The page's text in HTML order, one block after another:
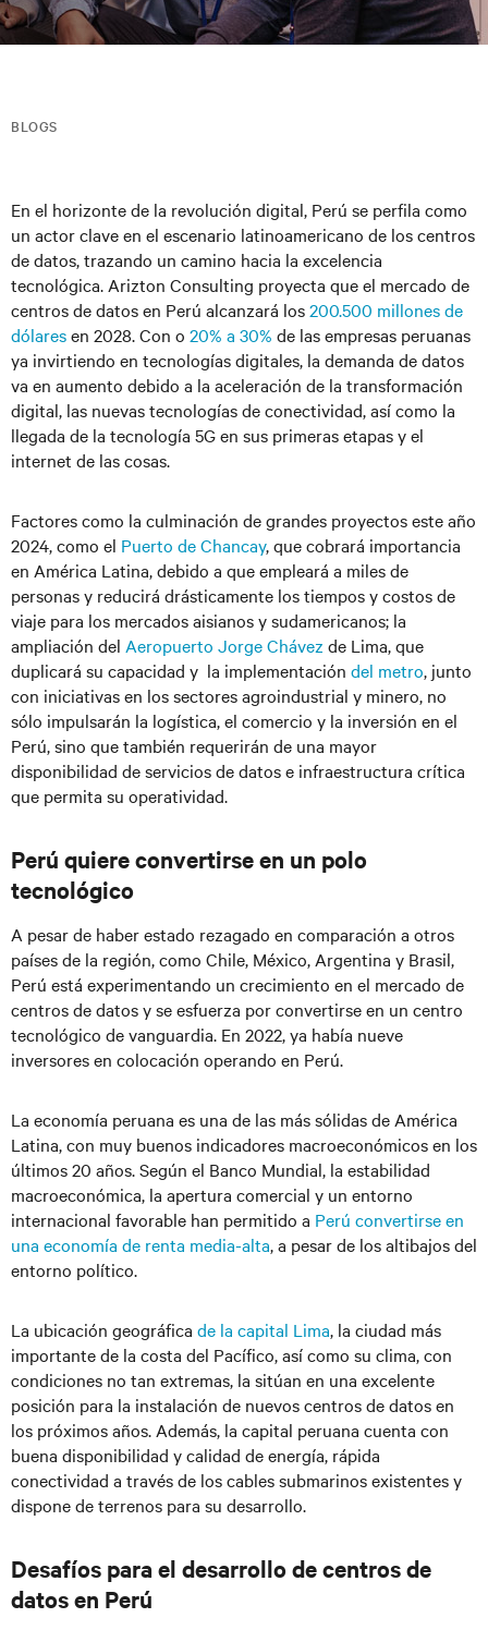
BLOGS
En el horizonte de la revolución digital, Perú se perfila como
un actor clave en el escenario latinoamericano de los centros
de datos, trazando un camino hacia la excelencia
tecnológica. Arizton Consulting proyecta que el mercado de
centros de datos en Perú alcanzará los200.500 millones de
dólaresen 2028. Con o 20% a 30% de las empresas peruanas
ya invirtiendo en tecnologías digitales, la demanda de datos
va en aumento debido a la aceleración de la transformación
digital, las nuevas tecnologías de conectividad, así como la
llegada de la tecnología 5G en sus primeras etapas y el
internet de las cosas.
Factores como la culminación de grandes proyectos este año
2024, como el Puerto de Chancay, que cobrará importancia
en América Latina, debido a que empleará a miles de
personas y reducirá drásticamente los tiempos y costos de
viaje para los mercados aisianos y sudamericanos; la
ampliación del Aeropuerto Jorge Chávez de Lima, que
duplicará su capacidad y la implementación del metro, junto
con iniciativas en los sectores agroindustrial y minero, no
sólo impulsarán la logística, el comercio y la inversión en el
Perú, sino que también requerirán de una mayor
disponibilidad de servicios de datos e infraestructura crítica
que permita su operatividad.
Perú quiere convertirse en un polo
tecnológico
A pesar de haber estado rezagado en comparación a otros
países de la región, como Chile, México, Argentina y Brasil,
Perú está experimentando un crecimiento en el mercado de
centros de datos y se esfuerza por convertirse en un centro
tecnológico de vanguardia. En 2022, ya había nueve
inversores en colocación operando en Perú.
La economía peruana es una de las más sólidas de América
Latina, con muy buenos indicadores macroeconómicos en los
últimos 20 años. Según el Banco Mundial, la estabilidad
macroeconómica, la apertura comercial y un entorno
internacional favorable han permitido a Perú convertirse en
una economía de renta media-alta, a pesar de los altibajos del
entorno político.
La ubicación geográfica de la capital Lima, la ciudad más
importante de la costa del Pacífico, así como su clima, con
condiciones no tan extremas, la sitúan en una excelente
posición para la instalación de nuevos centros de datos en
los próximos años. Además, la capital peruana cuenta con
buena disponibilidad y calidad de energía, rápida
conectividad a través de los cables submarinos existentes y
dispone de terrenos para su desarrollo.
Desafíos para el desarrollo de centros de
datos en Perú